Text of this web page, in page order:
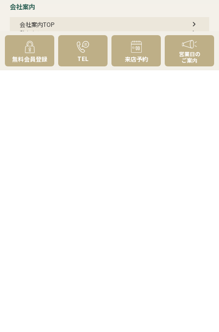
会社案内
会社案内TOP
私たちについて
アクセス
受賞歴
センチュリー21とは
スタッフ紹介
無料会員登録 TEL 来店予約
営業日の
ご案内